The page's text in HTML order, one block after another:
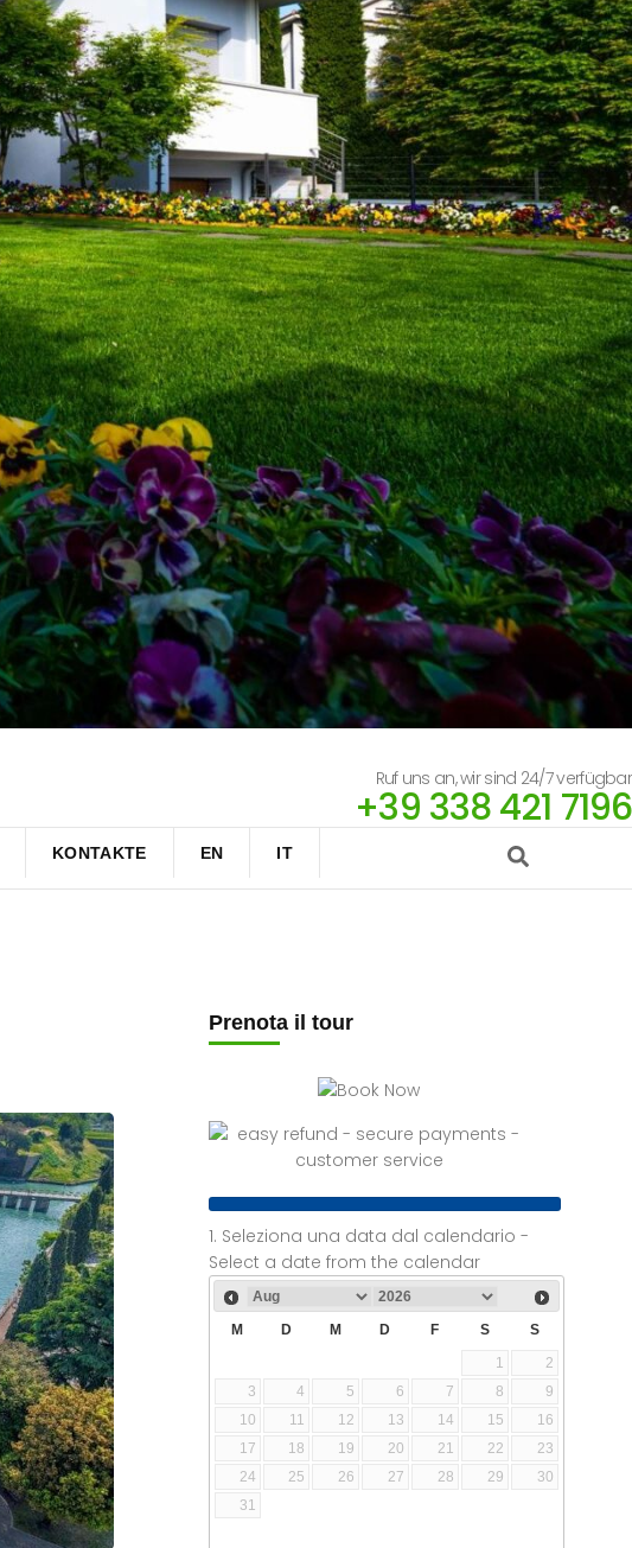
Ruf uns an, wir sind 24/7 verfügbar
+39 338 421 7196
KONTAKTE EN IT
Prenota il tour
1. Seleziona una data dal calendario -
Select a date from the calendar
M D M D F S
S
1
2
3
4 5 6 7 8
9
10
11 12 13 14 15
16
17
18 19 20 21 22
23
24
25 26 27 28 29
30
31